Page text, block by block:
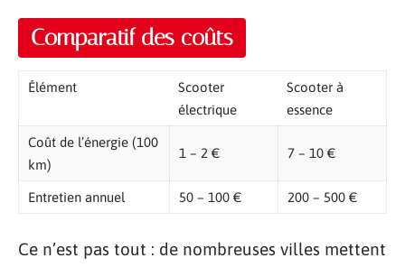
Comparatif des coûts
Élément
Scooter
électrique
Scooter à
essence
Coût de l’énergie (100
km)
1 – 2 € 7 – 10 €
Entretien annuel 50 – 100 € 200 – 500 €
Ce n’est pas tout : de nombreuses villes mettent